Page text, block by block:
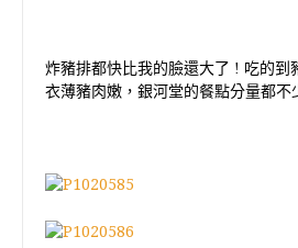
炸豬排都快比我的臉還大了 ! 吃的到
衣薄豬肉嫩，銀河堂的餐點分量都不